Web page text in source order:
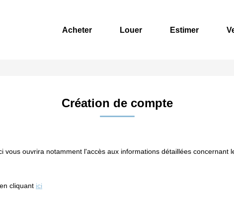
Acheter Louer Estimer
Création de compte
vous ouvrira notamment l'accès aux informations détaillées
cliquant ici